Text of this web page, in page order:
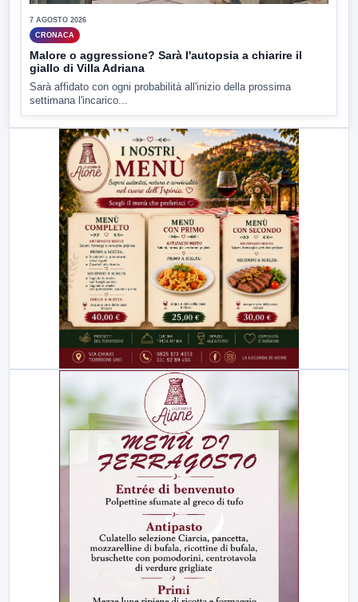
7 AGOSTO 2026
CRONACA
Malore o aggressione? Sarà l'autopsia a chiarire il
giallo di Villa Adriana
Sarà affidato con ogni probabilità all'inizio della prossima
settimana l'incarico...